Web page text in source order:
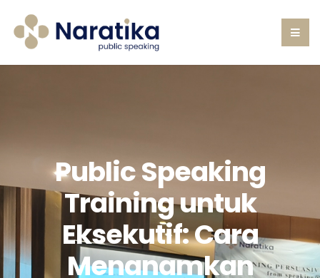
Public Speaking
Training untuk
Eksekutif: Cara
Menanamkan